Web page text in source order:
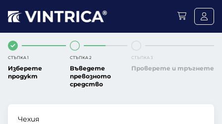
СТЪПКА 1
Изберете
продукт
СТЪПКА 2
Въведете
превозното
средство
СТЪПКА 3
Проверете и тръгнете
Чехия